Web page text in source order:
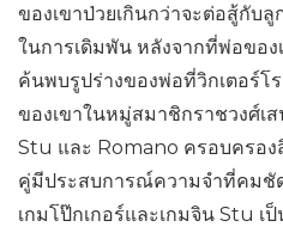
ของเขาป่วยเกินกว่าจะต่อสู้กับ
ในการเดิมพัน หลังจากที่พ่อของ
ค้นพบรูปร่างของพ่อที่วิกเตอร์โ
ของเขาในหมู่สมาชิกราชวงศ์เ
Stu และ Romano ครอบครอง
คู่มีประสบการณ์ความจำที่คมชั
เกมโป๊กเกอร์และเกมจิน Stu